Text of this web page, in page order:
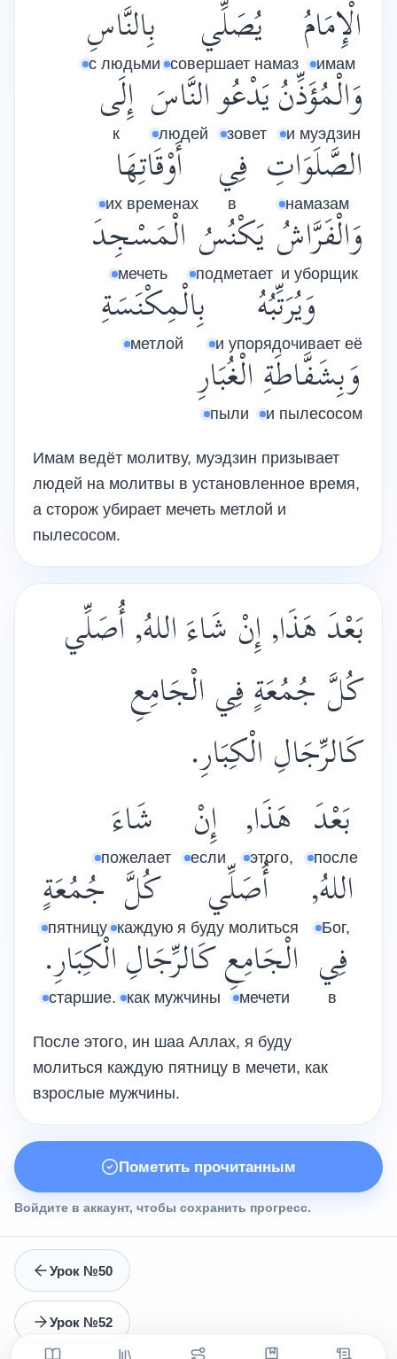
الْإِمَامُ
имам
يُصَلِّي
совершает намаз
بِالنَّاسِ
с людьми
وَالْمُؤَذِّنُ
и муэдзин
يَدْعُو
зовет
النَّاسَ
людей
إِلَى
к
الصَّلَوَاتِ
намазам
فِي
в
أَوْقَاتِهَا
их временах
وَالْفَرَّاشُ
и уборщик
يَكْنُسُ
подметает
الْمَسْجِدَ
мечеть
وَيُرَتِّبُهُ
и упорядочивает её
بِالْمِكْنَسَةِ
метлой
وَبِشَفَّاطَةِ
и пылесосом
الْغُبَارِ
пыли
Имам ведёт молитву, муэдзин призывает
людей на молитвы в установленное время,
а сторож убирает мечеть метлой и
пылесосом.
بَعْدَ هَذَا, إِنْ شَاءَ اللهُ, أُصَلِّي
كُلَّ جُمُعَةٍ فِي الْجَامِعِ
كَالرِّجَالِ الْكِبَارِ.
بَعْدَ
после
هَذَا,
этого,
إِنْ
если
شَاءَ
пожелает
اللهُ,
Бог,
أُصَلِّي
я буду молиться
كُلَّ
каждую
جُمُعَةٍ
пятницу
فِي
в
الْجَامِعِ
мечети
كَالرِّجَالِ
как мужчины
الْكِبَارِ.
старшие.
После этого, ин шаа Аллах, я буду
молиться каждую пятницу в мечети, как
взрослые мужчины.
Пометить прочитанным
Войдите в аккаунт, чтобы сохранить прогресс.
Урок №50
Урок №52